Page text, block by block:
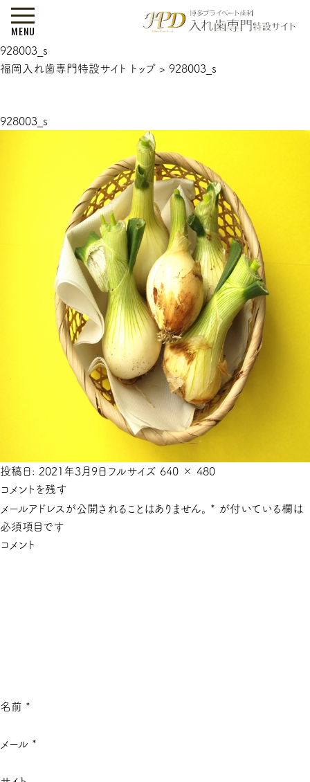
MENU
928003_s
福岡入れ歯専門特設サイト トップ > 928003_s
928003_s
投稿日: 2021年3月9日 フルサイズ 640 × 480
コメントを残す
メールアドレスが公開されることはありません。
* が付いている欄は
必須項目です
コメント
名前 *
メール *